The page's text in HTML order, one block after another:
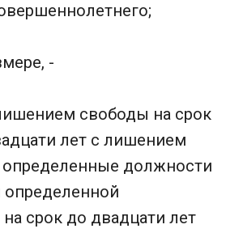
-
свободы на срок
лет с лишением
определенные должности
определенной
срок до двадцати лет